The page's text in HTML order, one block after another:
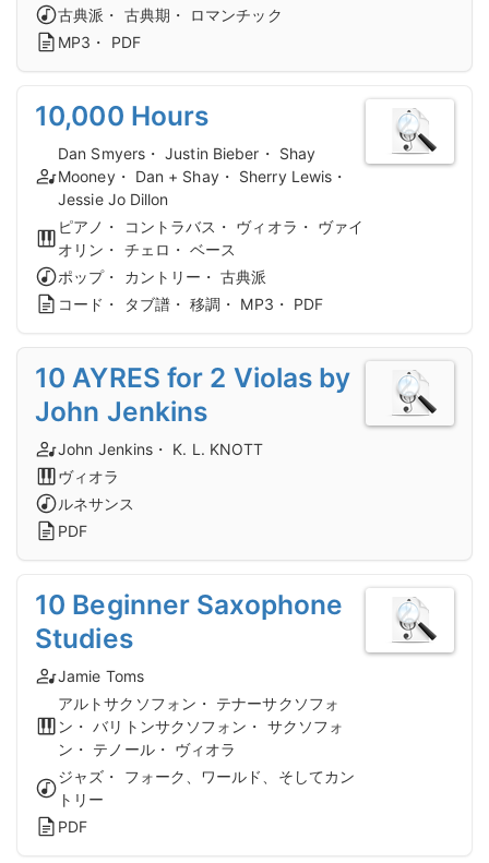
古典派・ 古典期・ ロマンチック
MP3・ PDF
10,000 Hours
Dan Smyers・ Justin Bieber・ Shay
Mooney・ Dan + Shay・ Sherry Lewis・
Jessie Jo Dillon
ピアノ・ コントラバス・ ヴィオラ・ ヴァイ
オリン・ チェロ・ ベース
ポップ・ カントリー・ 古典派
コード・ タブ譜・ 移調・ MP3・ PDF
10 AYRES for 2 Violas by
John Jenkins
John Jenkins・ K. L. KNOTT
ヴィオラ
ルネサンス
PDF
10 Beginner Saxophone
Studies
Jamie Toms
アルトサクソフォン・ テナーサクソフォ
ン・ バリトンサクソフォン・ サクソフォ
ン・ テノール・ ヴィオラ
ジャズ・ フォーク、ワールド、そしてカン
トリー
PDF